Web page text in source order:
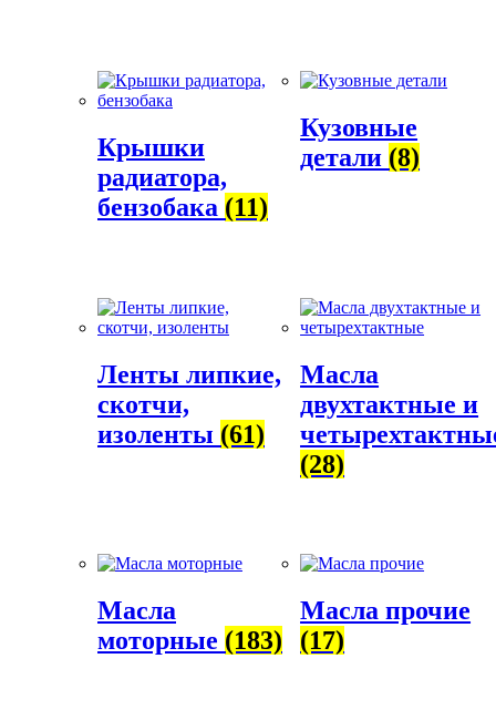
Крышки
радиатора,
бензобака (11)
Кузовные
детали (8)
Ленты липкие,
скотчи,
изоленты (61)
Масла
двухтактные и
(28)
Масла
моторные (183)
Масла прочие
(17)